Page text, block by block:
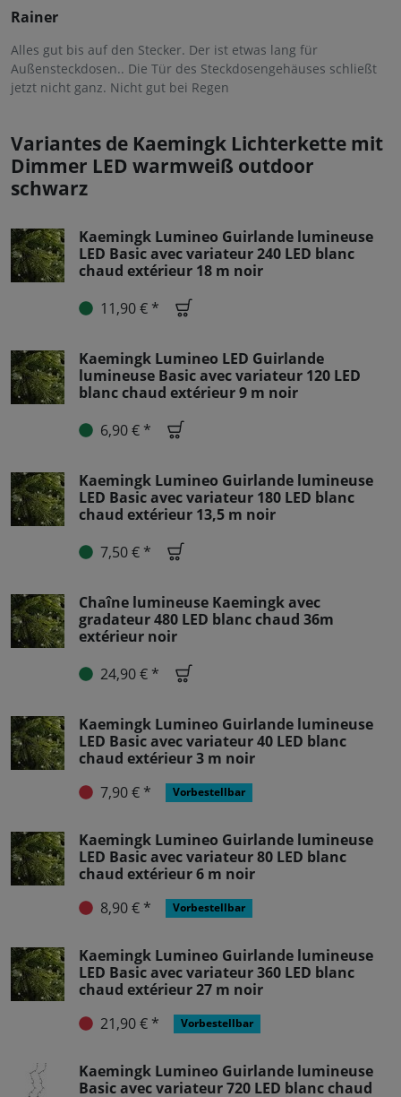
Rainer
Alles gut bis auf den Stecker. Der ist etwas lang für
Außensteckdosen.. Die Tür des Steckdosengehäuses schließt
jetzt nicht ganz. Nicht gut bei Regen
Variantes de Kaemingk Lichterkette mit
Dimmer LED warmweiß outdoor
schwarz
Kaemingk Lumineo Guirlande lumineuse
LED Basic avec variateur 240 LED blanc
chaud extérieur 18 m noir
11,90 € *
Kaemingk Lumineo LED Guirlande
lumineuse Basic avec variateur 120 LED
blanc chaud extérieur 9 m noir
6,90 € *
Kaemingk Lumineo Guirlande lumineuse
LED Basic avec variateur 180 LED blanc
chaud extérieur 13,5 m noir
7,50 € *
Chaîne lumineuse Kaemingk avec
gradateur 480 LED blanc chaud 36m
extérieur noir
24,90 € *
Kaemingk Lumineo Guirlande lumineuse
LED Basic avec variateur 40 LED blanc
chaud extérieur 3 m noir
7,90 € *
Vorbestellbar
Kaemingk Lumineo Guirlande lumineuse
LED Basic avec variateur 80 LED blanc
chaud extérieur 6 m noir
8,90 € *
Vorbestellbar
Kaemingk Lumineo Guirlande lumineuse
LED Basic avec variateur 360 LED blanc
chaud extérieur 27 m noir
21,90 € *
Vorbestellbar
Kaemingk Lumineo Guirlande lumineuse
Basic avec variateur 720 LED blanc chaud